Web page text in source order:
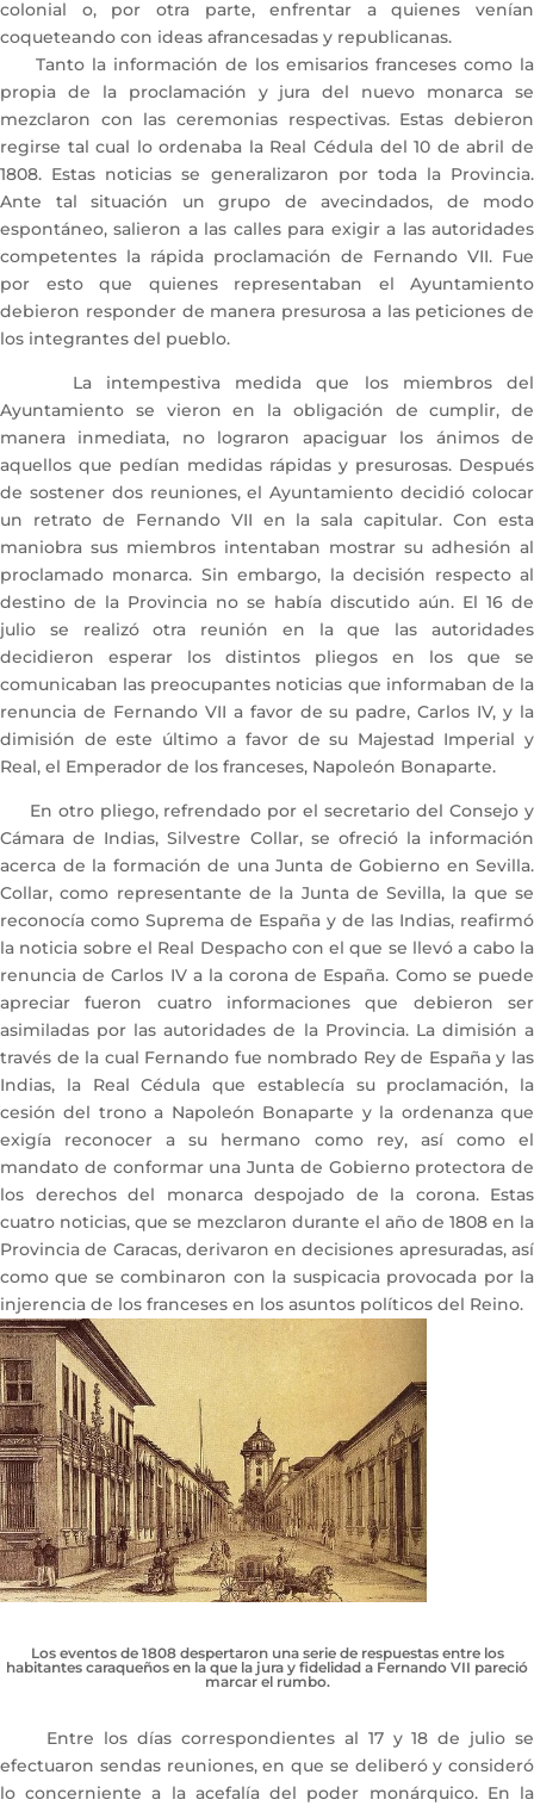
colonial o, por otra parte, enfrentar a quienes venían
coqueteando con ideas afrancesadas y republicanas.
Tanto la información de los emisarios franceses como la
propia de la proclamación y jura del nuevo monarca se
mezclaron con las ceremonias respectivas. Estas debieron
regirse tal cual lo ordenaba la Real Cédula del 10 de abril de
1808. Estas noticias se generalizaron por toda la Provincia.
Ante tal situación un grupo de avecindados, de modo
espontáneo, salieron a las calles para exigir a las autoridades
competentes la rápida proclamación de Fernando VII. Fue
por esto que quienes representaban el Ayuntamiento
debieron responder de manera presurosa a las peticiones de
los integrantes del pueblo.
La intempestiva medida que los miembros del
Ayuntamiento se vieron en la obligación de cumplir, de
manera inmediata, no lograron apaciguar los ánimos de
aquellos que pedían medidas rápidas y presurosas. Después
de sostener dos reuniones, el Ayuntamiento decidió colocar
un retrato de Fernando VII en la sala capitular. Con esta
maniobra sus miembros intentaban mostrar su adhesión al
proclamado monarca. Sin embargo, la decisión respecto al
destino de la Provincia no se había discutido aún. El 16 de
julio se realizó otra reunión en la que las autoridades
decidieron esperar los distintos pliegos en los que se
comunicaban las preocupantes noticias que informaban de la
renuncia de Fernando VII a favor de su padre, Carlos IV, y la
dimisión de este último a favor de su Majestad Imperial y
Real, el Emperador de los franceses, Napoleón Bonaparte.
En otro pliego, refrendado por el secretario del Consejo y
Cámara de Indias, Silvestre Collar, se ofreció la información
acerca de la formación de una Junta de Gobierno en Sevilla.
Collar, como representante de la Junta de Sevilla, la que se
reconocía como Suprema de España y de las Indias, reafirmó
la noticia sobre el Real Despacho con el que se llevó a cabo la
renuncia de Carlos IV a la corona de España. Como se puede
apreciar fueron cuatro informaciones que debieron ser
asimiladas por las autoridades de la Provincia. La dimisión a
través de la cual Fernando fue nombrado Rey de España y las
Indias, la Real Cédula que establecía su proclamación, la
cesión del trono a Napoleón Bonaparte y la ordenanza que
exigía reconocer a su hermano como rey, así como el
mandato de conformar una Junta de Gobierno protectora de
los derechos del monarca despojado de la corona. Estas
cuatro noticias, que se mezclaron durante el año de 1808 en la
Provincia de Caracas, derivaron en decisiones apresuradas, así
como que se combinaron con la suspicacia provocada por la
injerencia de los franceses en los asuntos políticos del Reino.
Los eventos de 1808 despertaron una serie de respuestas entre los
habitantes caraqueños en la que la jura y fidelidad a Fernando VII pareció
marcar el rumbo.
Entre los días correspondientes al 17 y 18 de julio se
efectuaron sendas reuniones, en que se deliberó y consideró
lo concerniente a la acefalía del poder monárquico. En la